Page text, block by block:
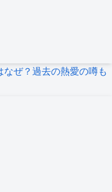
ぜ？過去の熱愛の噂も